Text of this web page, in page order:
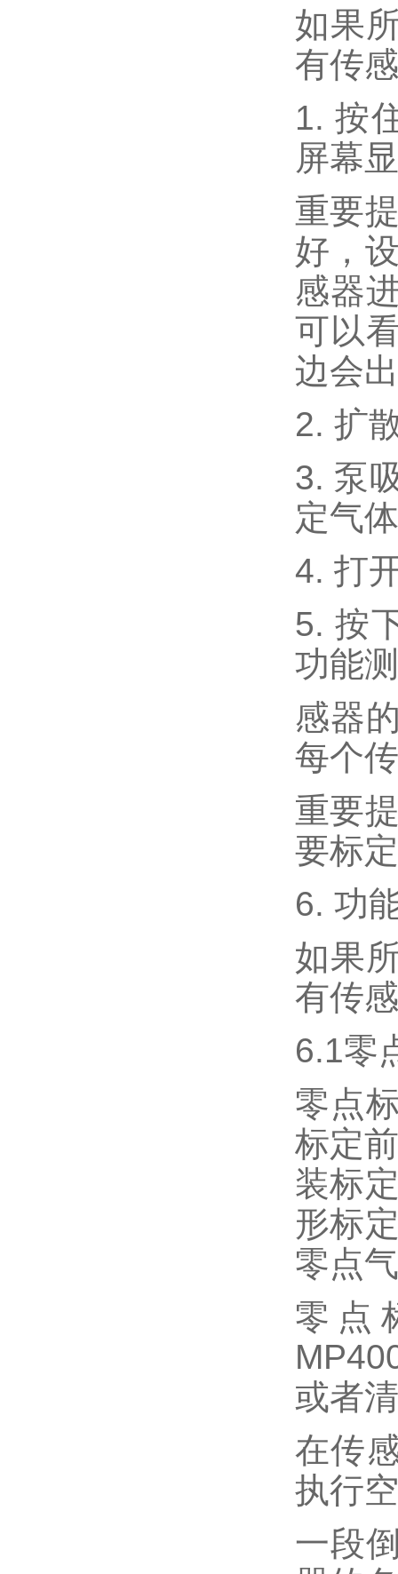
如果
有传
1. 按
屏幕
重要
好 ，
感器
可以
边会
2. 扩
3. 泵
定气
4. 打
5. 按
功能
感器
每个
重要
要标
6. 功
如果
有传
6.1零
零点
标定
装标
形标
零点
零点
或者
在传
执行
一段